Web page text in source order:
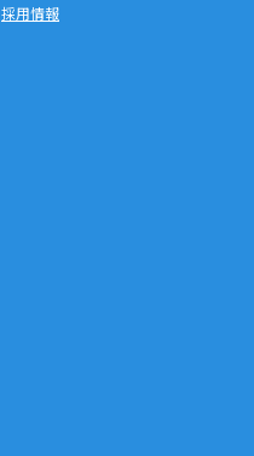
採用情報